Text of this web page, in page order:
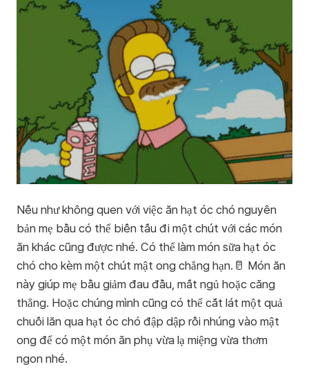
Nếu như không quen với việc ăn hạt óc chó nguyên
bản mẹ bầu có thể biến tấu đi một chút với các món
ăn khác cũng được nhé. Có thể làm món sữa hạt óc
chó cho kèm một chút mật ong chẳng hạn.🥛 Món ăn
này giúp mẹ bầu giảm đau đầu, mất ngủ hoặc căng
thẳng. Hoặc chúng mình cũng có thể cắt lát một quả
chuối lăn qua hạt óc chó đập dập rồi nhúng vào mật
ong để có một món ăn phụ vừa lạ miệng vừa thơm
ngon nhé.